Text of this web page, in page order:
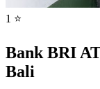
1 ⭐
Bank BRI
Bali